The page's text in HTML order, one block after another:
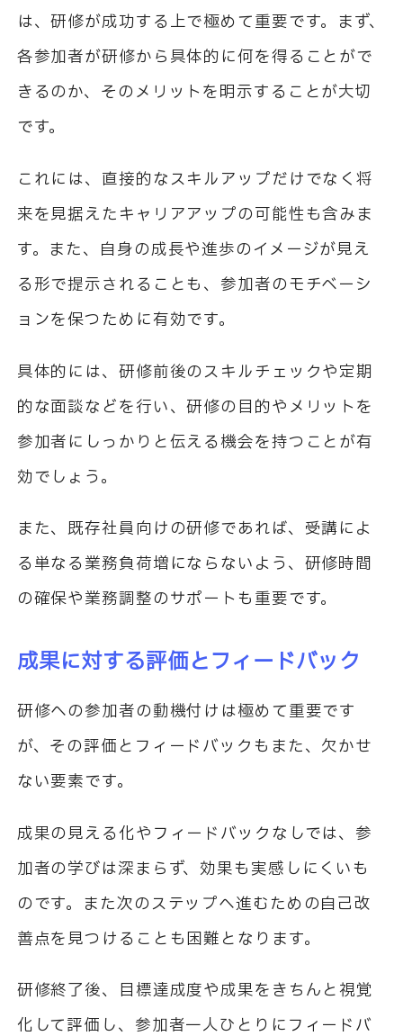
は、研修が成功する上で極めて重要です。まず、
各参加者が研修から具体的に何を得ることがで
きるのか、そのメリットを明示することが大切
です。
これには、直接的なスキルアップだけでなく将
来を見据えたキャリアアップの可能性も含みま
す。また、自身の成長や進歩のイメージが見え
る形で提示されることも、参加者のモチベーシ
ョンを保つために有効です。
具体的には、研修前後のスキルチェックや定期
的な面談などを行い、研修の目的やメリットを
参加者にしっかりと伝える機会を持つことが有
効でしょう。
また、既存社員向けの研修であれば、受講によ
る単なる業務負荷増にならないよう、研修時間
の確保や業務調整のサポートも重要です。
成果に対する評価とフィードバック
研修への参加者の動機付けは極めて重要です
が、その評価とフィードバックもまた、欠かせ
ない要素です。
成果の見える化やフィードバックなしでは、参
加者の学びは深まらず、効果も実感しにくいも
のです。また次のステップへ進むための自己改
善点を見つけることも困難となります。
研修終了後、目標達成度や成果をきちんと視覚
化して評価し、参加者一人ひとりにフィードバ